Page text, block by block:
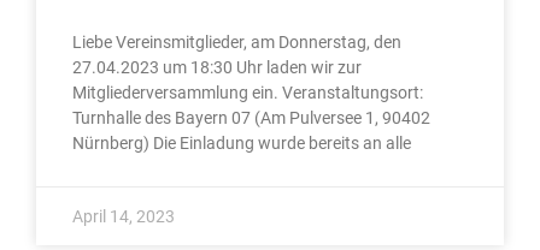
Liebe Vereinsmitglieder, am Donnerstag, den
27.04.2023 um 18:30 Uhr laden wir zur
Mitgliederversammlung ein. Veranstaltungsort:
Turnhalle des Bayern 07 (Am Pulversee 1, 90402
Nürnberg) Die Einladung wurde bereits an alle
April 14, 2023